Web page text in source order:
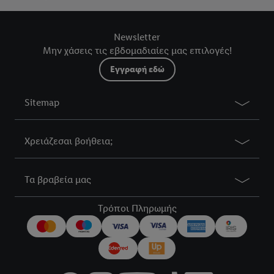
Newsletter
Μην χάσεις τις εβδομαδιαίες μας επιλογές!
Εγγραφή εδώ
Sitemap
Χρειάζεσαι βοήθεια;
Τα βραβεία μας
Τρόποι Πληρωμής